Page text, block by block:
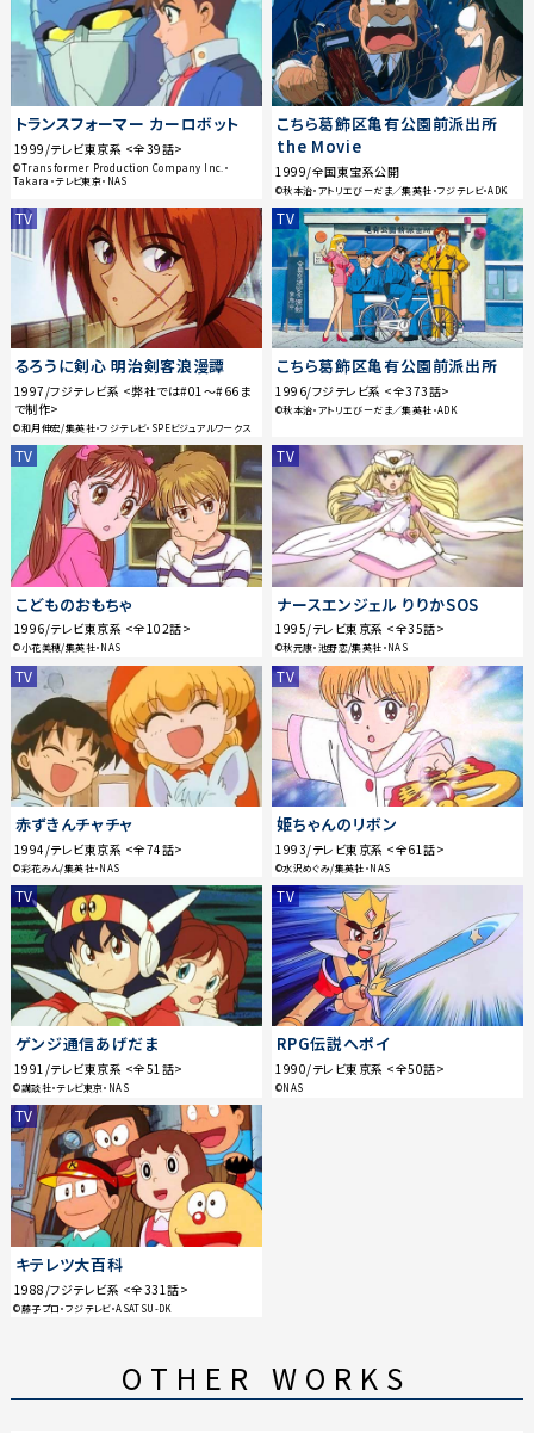
トランスフォーマー カーロボット
1999/テレビ東京系 <全39話>
©Transformer Production Company Inc.・
Takara・テレビ東京・NAS
こちら葛飾区亀有公園前派出所
the Movie
1999/全国東宝系公開
©秋本治・アトリエびーだま／集英社・フジテレビ・ADK
TV
るろうに剣心 明治剣客浪漫譚
1997/フジテレビ系 <弊社では#01〜#66ま
で制作>
©和月伸宏/集英社・フジテレビ・SPEビジュアルワークス
TV
こちら葛飾区亀有公園前派出所
1996/フジテレビ系 <全373話>
©秋本治・アトリエびーだま／集英社・ADK
TV
こどものおもちゃ
1996/テレビ東京系 <全102話>
©小花美穂/集英社・NAS
TV
ナースエンジェル りりかSOS
1995/テレビ東京系 <全35話>
©秋元康・池野恋/集英社・NAS
TV
赤ずきんチャチャ
1994/テレビ東京系 <全74話>
©彩花みん/集英社・NAS
TV
姫ちゃんのリボン
1993/テレビ東京系 <全61話>
©水沢めぐみ/集英社・NAS
TV
ゲンジ通信あげだま
1991/テレビ東京系 <全51話>
©講談社・テレビ東京・NAS
TV
RPG伝説ヘポイ
1990/テレビ東京系 <全50話>
©NAS
TV
キテレツ大百科
1988/フジテレビ系 <全331話>
©藤子プロ・フジテレビ・ASATSU-DK
OTHER WORKS